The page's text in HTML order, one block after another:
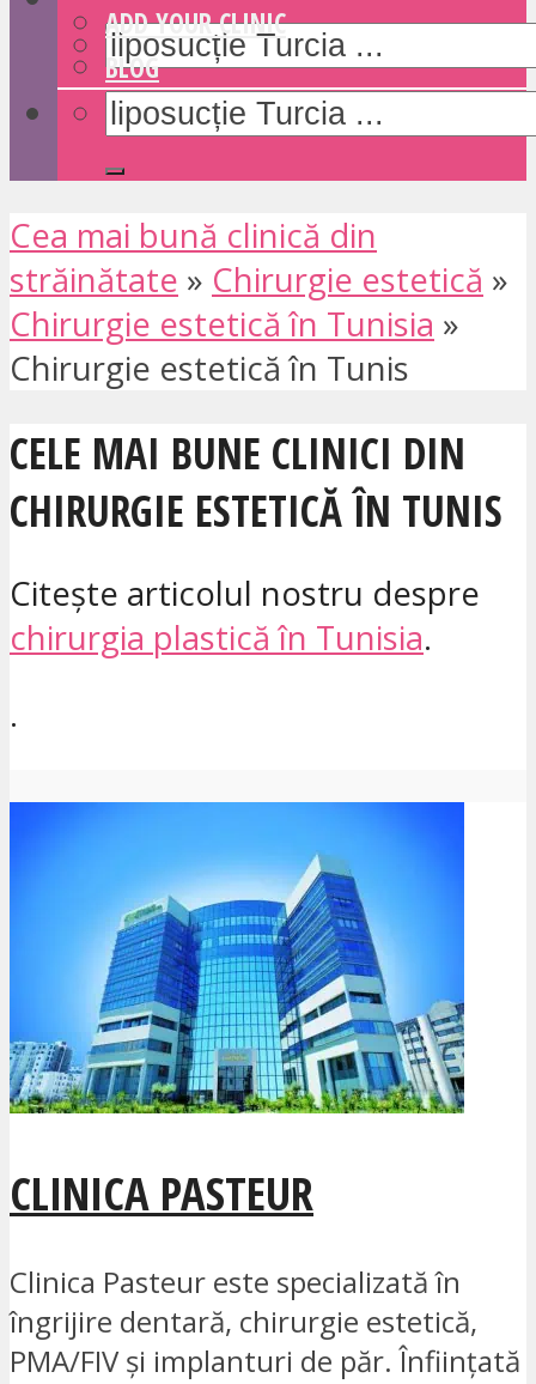
ADD YOUR CLINIC
BLOG
Cea mai bună clinică din
străinătate » Chirurgie estetică »
Chirurgie estetică în Tunisia »
Chirurgie estetică în Tunis
CELE MAI BUNE CLINICI DIN
CHIRURGIE ESTETICĂ ÎN TUNIS
Citește articolul nostru despre
chirurgia plastică în Tunisia.
.
CLINICA PASTEUR
Clinica Pasteur este specializată în
îngrijire dentară, chirurgie estetică,
PMA/FIV și implanturi de păr. Înființată